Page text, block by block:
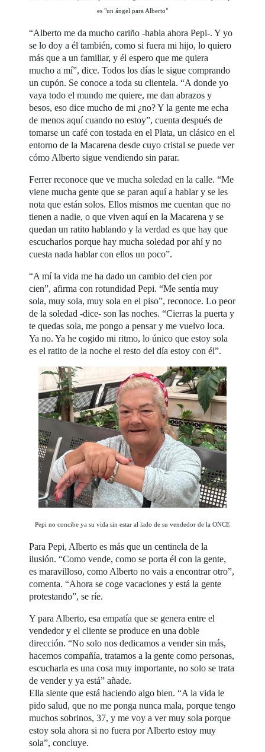
es "un ángel para Alberto"
“Alberto me da mucho cariño -habla ahora Pepi-. Y yo
se lo doy a él también, como si fuera mi hijo, lo quiero
más que a un familiar, y él espero que me quiera
mucho a mí”, dice. Todos los días le sigue comprando
un cupón. Se conoce a toda su clientela. “A donde yo
vaya todo el mundo me quiere, me dan abrazos y
besos, eso dice mucho de mi ¿no? Y la gente me echa
de menos aquí cuando no estoy”, cuenta después de
tomarse un café con tostada en el Plata, un clásico en el
entorno de la Macarena desde cuyo cristal se puede ver
cómo Alberto sigue vendiendo sin parar.
Ferrer reconoce que ve mucha soledad en la calle. “Me
viene mucha gente que se paran aquí a hablar y se les
nota que están solos. Ellos mismos me cuentan que no
tienen a nadie, o que viven aquí en la Macarena y se
quedan un ratito hablando y la verdad es que hay que
escucharlos porque hay mucha soledad por ahí y no
cuesta nada hablar con ellos un poco”.
“A mí la vida me ha dado un cambio del cien por
cien”, afirma con rotundidad Pepi. “Me sentía muy
sola, muy sola, muy sola en el piso”, reconoce. Lo peor
de la soledad -dice- son las noches. “Cierras la puerta y
te quedas sola, me pongo a pensar y me vuelvo loca.
Ya no. Ya he cogido mi ritmo, lo único que estoy sola
es el ratito de la noche el resto del día estoy con él”.
Pepi no concibe ya su vida sin estar al lado de su vendedor de la ONCE
Para Pepi, Alberto es más que un centinela de la
ilusión. “Como vende, como se porta él con la gente,
es maravilloso, como Alberto no vais a encontrar otro”,
comenta. “Ahora se coge vacaciones y está la gente
protestando”, se ríe.
Y para Alberto, esa empatía que se genera entre el
vendedor y el cliente se produce en una doble
dirección. “No solo nos dedicamos a vender sin más,
hacemos compañía, tratamos a la gente como personas,
escucharla es una cosa muy importante, no solo se trata
de vender y ya está” añade.
Ella siente que está haciendo algo bien. “A la vida le
pido salud, que no me ponga nunca mala, porque tengo
muchos sobrinos, 37, y me voy a ver muy sola porque
estoy sola ahora si no fuera por Alberto estoy muy
sola”, concluye.